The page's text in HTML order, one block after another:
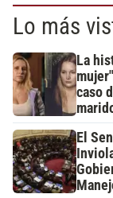
Lo más
La
caso
El